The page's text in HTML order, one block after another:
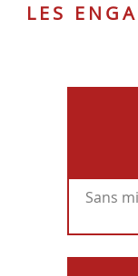
LES
Sans